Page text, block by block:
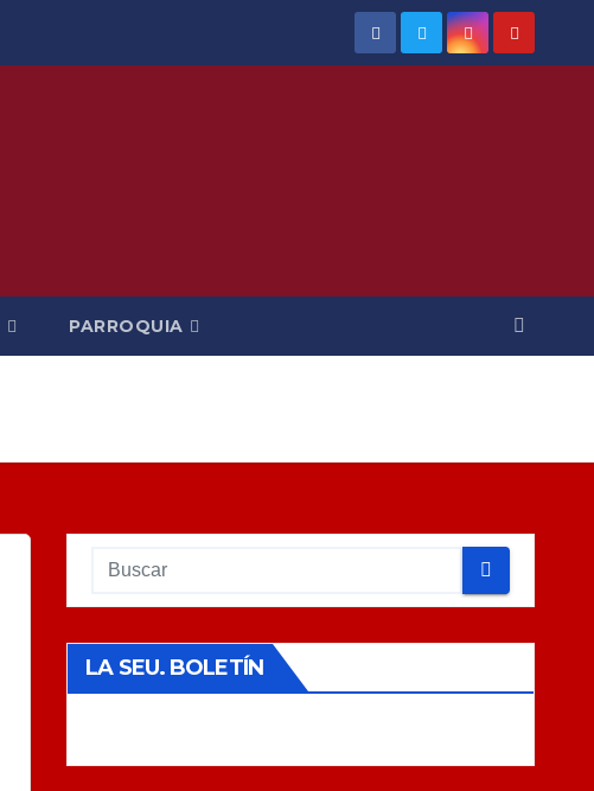
PARROQUIA
LA SEU. BOLETÍN